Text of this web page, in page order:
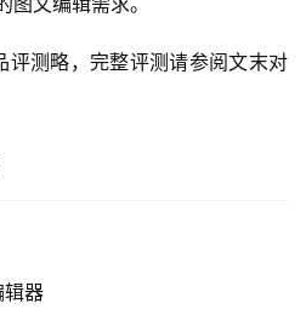
评测略，完整评测请参阅文末对
辑器